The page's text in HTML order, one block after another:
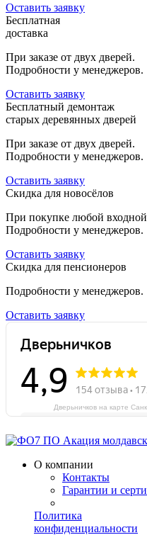
Оставить заявку
Бесплатная
доставка
При заказе от двух дверей.
Подробности у менеджеров.
Оставить заявку
Бесплатный демонтаж
старых деревянных дверей
При заказе от двух дверей.
Подробности у менеджеров.
Оставить заявку
Скидка для новосёлов
При покупке любой
Подробности у менеджеров.
Оставить заявку
Скидка для пенсионеров
Подробности у менеджеров.
Оставить заявку
Дверьничков на карте
О компании
Контакты
Гарантии и
Политика
конфиденциальности